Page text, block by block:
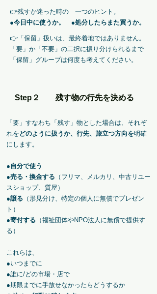
👉残すか迷った時の 一つのヒント。
​●今日中に使うか。 ●処分したらまた買うか。
👉「保留」扱いは、最終着地ではありません。
​「要」か「不要」の二択に振り分けられるまで
「保留」グループは何度も考えてください。
Step２ 残す物の行先を決める
「要」すなわち「残す」物とした場合は、それぞ
れを どのように扱うか、行先、旅立つ方向を明確
にします。
●自分で使う
●売る・換金する （フリマ、メルカリ、中古リユー
スショップ、質屋）
●譲る （形見分け、特定の個人に無償でプレゼン
ト）
●寄付する （福祉団体やNPO法人に無償で提供す
る）
これらは、
●いつまでに
●誰に/どの市場・店で
●期限までに手放せなかったらどうするか